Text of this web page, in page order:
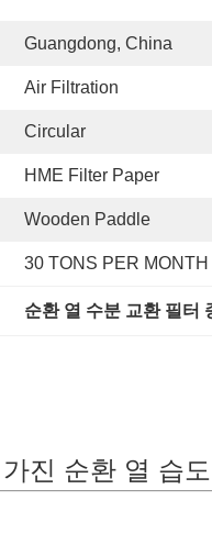
Guangdong, China
Air Filtration
Circular
HME Filter Paper
Wooden Paddle
30 TONS PER MONTH
순환 열 수분 교환 필터
진 순환 열 습